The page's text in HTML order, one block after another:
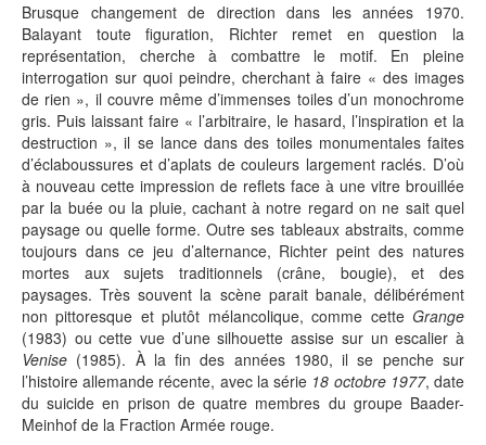
Brusque changement de direction dans les années 1970.
Balayant toute figuration, Richter remet en question la
représentation, cherche à combattre le motif. En pleine
interrogation sur quoi peindre, cherchant à faire « des images
de rien », il couvre même d’immenses toiles d’un monochrome
gris. Puis laissant faire « l’arbitraire, le hasard, l’inspiration et la
destruction », il se lance dans des toiles monumentales faites
d’éclaboussures et d’aplats de couleurs largement raclés. D’où
à nouveau cette impression de reflets face à une vitre brouillée
par la buée ou la pluie, cachant à notre regard on ne sait quel
paysage ou quelle forme. Outre ses tableaux abstraits, comme
toujours dans ce jeu d’alternance, Richter peint des natures
mortes aux sujets traditionnels (crâne, bougie), et des
paysages. Très souvent la scène parait banale, délibérément
non pittoresque et plutôt mélancolique, comme cette Grange
(1983) ou cette vue d’une silhouette assise sur un escalier à
Venise (1985). À la fin des années 1980, il se penche sur
l’histoire allemande récente, avec la série 18 octobre 1977, date
du suicide en prison de quatre membres du groupe Baader-
Meinhof de la Fraction Armée rouge.